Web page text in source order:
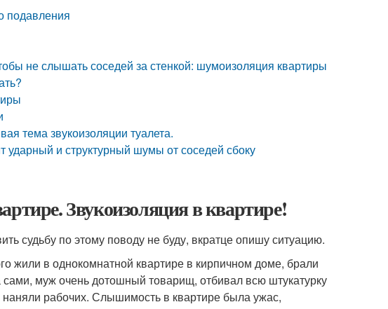
подавления
не слышать соседей за стенкой: шумоизоляция квартиры
тема звукоизоляции туалета.
ударный и структурный шумы от соседей сбоку
Звукоизоляция в квартире!
судьбу по этому поводу не буду, вкратце опишу ситуацию.
жили в однокомнатной квартире в кирпичном доме, брали
сами, муж очень дотошный товарищ, отбивал всю штукатурку
рабочих. Слышимость в квартире была ужас,